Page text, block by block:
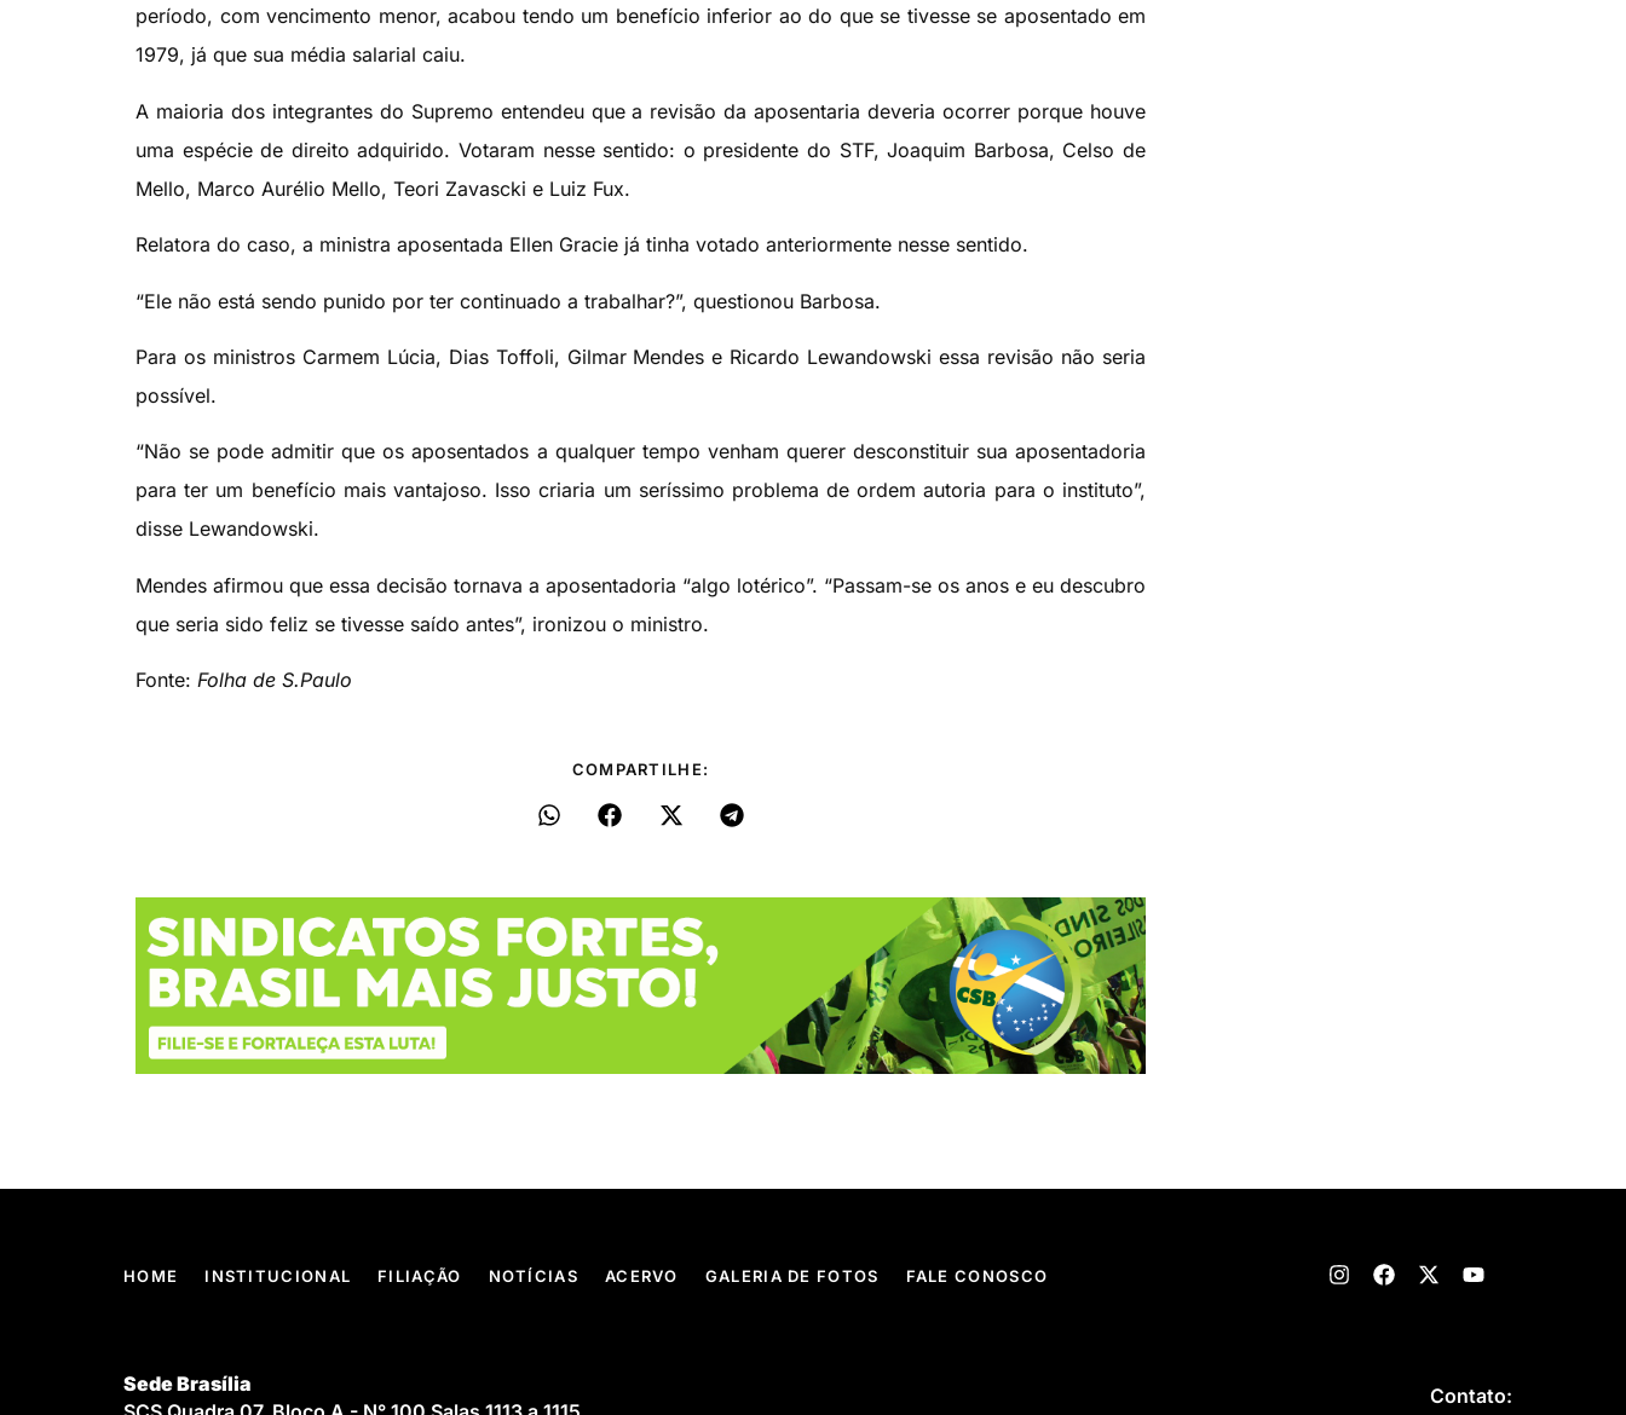
período, com vencimento menor, acabou tendo um benefício inferior ao do que se tivesse se aposentado em
1979, já que sua média salarial caiu.
A maioria dos integrantes do Supremo entendeu que a revisão da aposentaria deveria ocorrer porque houve
uma espécie de direito adquirido. Votaram nesse sentido: o presidente do STF, Joaquim Barbosa, Celso de
Mello, Marco Aurélio Mello, Teori Zavascki e Luiz Fux.
Relatora do caso, a ministra aposentada Ellen Gracie já tinha votado anteriormente nesse sentido.
“Ele não está sendo punido por ter continuado a trabalhar?”, questionou Barbosa.
Para os ministros Carmem Lúcia, Dias Toffoli, Gilmar Mendes e Ricardo Lewandowski essa revisão não seria
possível.
“Não se pode admitir que os aposentados a qualquer tempo venham querer desconstituir sua aposentadoria
para ter um benefício mais vantajoso. Isso criaria um seríssimo problema de ordem autoria para o instituto”,
disse Lewandowski.
Mendes afirmou que essa decisão tornava a aposentadoria “algo lotérico”. “Passam-se os anos e eu descubro
que seria sido feliz se tivesse saído antes”, ironizou o ministro.
Fonte: Folha de S.Paulo
COMPARTILHE:
HOME INSTITUCIONAL FILIAÇÃO NOTÍCIAS ACERVO GALERIA DE FOTOS FALE CONOSCO
Sede Brasília
Contato: